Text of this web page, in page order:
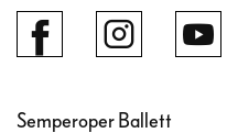
Semperoper Ballett